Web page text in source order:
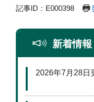
記事ID：E000398
新着情報
2026年7月28日